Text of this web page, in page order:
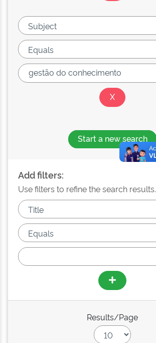
Start a new search
Add filters:
Use filters to refine the search results.
Results/Page